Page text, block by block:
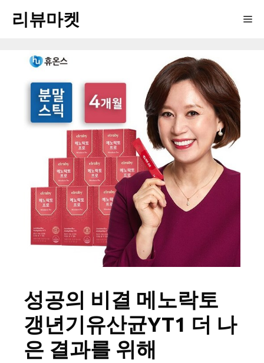
리뷰마켓
성공의 비결 메노락토
갱년기유산균YT1 더 나
은 결과를 위해